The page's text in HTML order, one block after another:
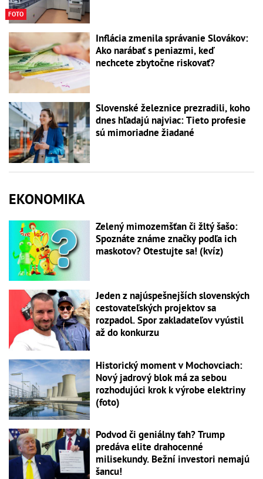
FOTO
Inflácia zmenila správanie Slovákov:
Ako narábať s peniazmi, keď
nechcete zbytočne riskovať?
Slovenské železnice prezradili, koho
dnes hľadajú najviac: Tieto profesie
sú mimoriadne žiadané
EKONOMIKA
Zelený mimozemšťan či žltý šašo:
Spoznáte známe značky podľa ich
maskotov? Otestujte sa! (kvíz)
Jeden z najúspešnejších slovenských
cestovateľských projektov sa
rozpadol. Spor zakladateľov vyústil
až do konkurzu
Historický moment v Mochovciach:
Nový jadrový blok má za sebou
rozhodujúci krok k výrobe elektriny
(foto)
Podvod či geniálny ťah? Trump
predáva elite drahocenné
milisekundy. Bežní investori nemajú
šancu!